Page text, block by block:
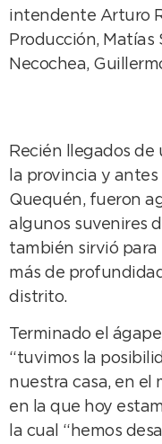
intendente Arturo
Producción, Matías
Necochea,
Recién llegados
la provincia y
Quequén, fueron
algunos suvenires
también sirvió para
más de
distrito.
Terminado el
“tuvimos la
nuestra casa, en el
en la que hoy
la cual “hemos